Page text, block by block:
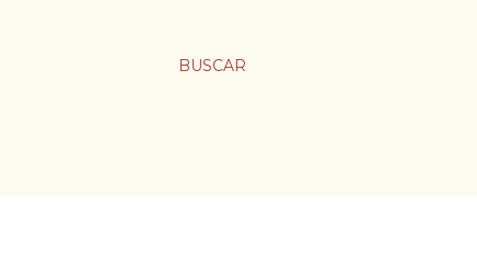
BUSCAR